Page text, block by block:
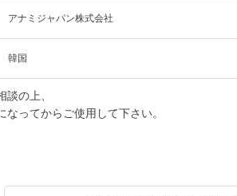
アナミジャパン株式会社
韓国
談の上、
ってからご使用して下さい。